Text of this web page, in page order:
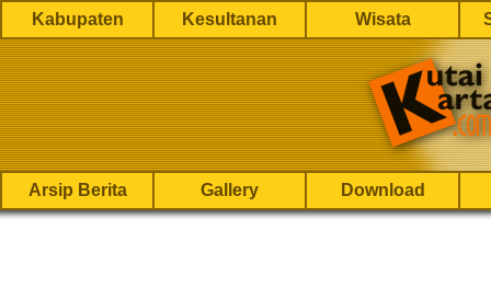
Kabupaten Kesultanan Wisata
Arsip Berita Gallery Download